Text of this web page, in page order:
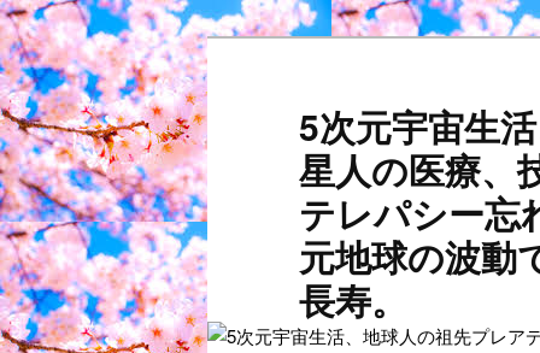
メ
イ
ン
コ
ン
テ
ン
ツ
へ
移
動
サ
ブ
コ
ン
テ
ン
ツ
へ
移
動
5次元宇宙生
星人の医療、
テレパシー忘
元地球の波動
長寿。